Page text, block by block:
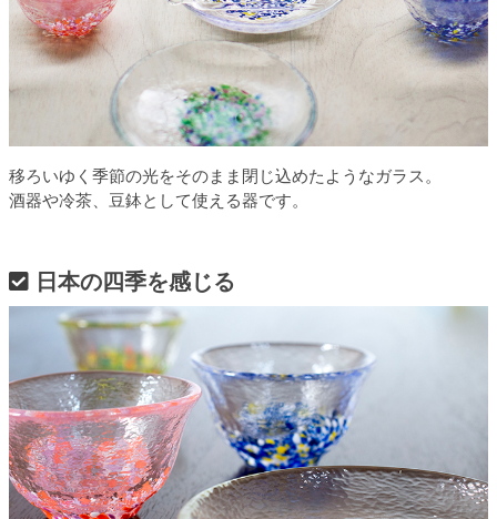
移ろいゆく季節の光をそのまま閉じ込めたようなガラス。
酒器や冷茶、豆鉢として使える器です。
日本の四季を感じる